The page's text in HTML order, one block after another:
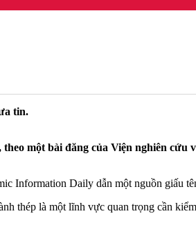
tin.
một bài đăng của Viện nghiên
Information Daily dẫn một nguồn giấu
thép là một lĩnh vực quan trọng cần